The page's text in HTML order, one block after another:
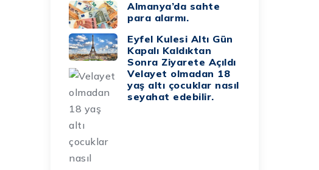
Almanya’da sahte
para alarmı.
Eyfel Kulesi Altı Gün
Kapalı Kaldıktan
Sonra Ziyarete Açıldı
Velayet olmadan 18
yaş altı çocuklar nasıl
seyahat edebilir.